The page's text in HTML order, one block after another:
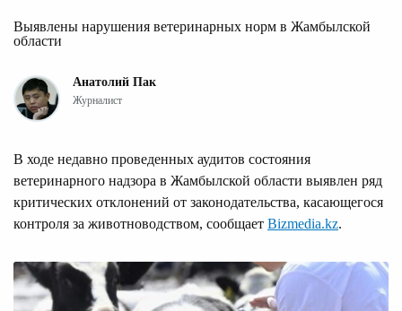
Выявлены нарушения ветеринарных норм в Жамбылской
области
Анатолий Пак
Журналист
В ходе недавно проведенных аудитов состояния
ветеринарного надзора в Жамбылской области выявлен ряд
критических отклонений от законодательства, касающегося
контроля за животноводством, сообщает Bizmedia.kz.